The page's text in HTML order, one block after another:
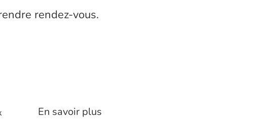
rendez-vous.
En savoir plus